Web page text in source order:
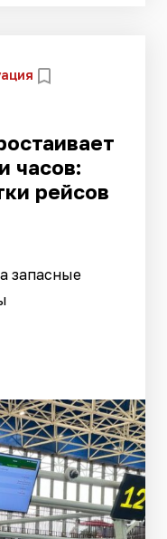
часов:
рейсов
запасные